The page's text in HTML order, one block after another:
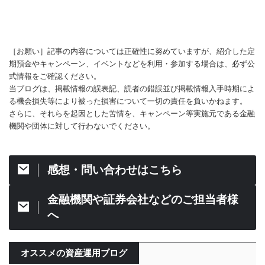
［お願い］記事の内容については正確性に努めていますが、紹介した定
期預金やキャンペーン、イベントなどを利用・参加する場合は、必ず公
式情報をご確認ください。
当ブログは、掲載情報の誤表記、読者の錯誤並び掲載情報入手時期によ
る機会損失等により被った損害について一切の責任を負いかねます。
さらに、それらを起因とした苦情を、キャンペーン等実施元である金融
機関や団体に対して行わないでください。
感想・問い合わせはこちら
金融機関や証券会社などのご担当者様
へ
オススメの資産運用ブログ